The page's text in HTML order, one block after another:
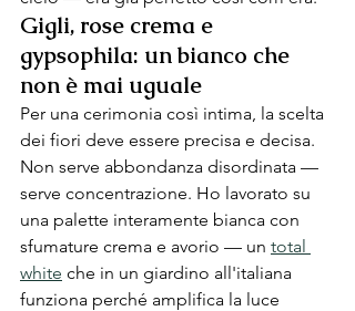
Gigli, rose crema e
gypsophila: un bianco che
non è mai uguale
Per una cerimonia così intima, la scelta
dei fiori deve essere precisa e decisa.
Non serve abbondanza disordinata —
serve concentrazione. Ho lavorato su
una palette interamente bianca con
sfumature crema e avorio — un total
white che in un giardino all'italiana
funziona perché amplifica la luce